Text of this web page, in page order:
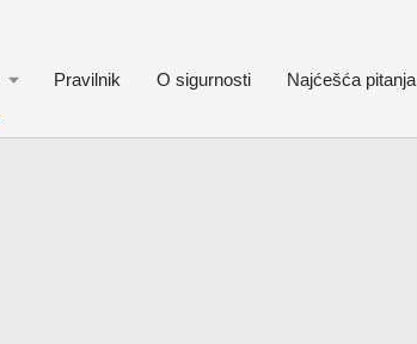
Pravilnik O sigurnosti Najćešća pitanja